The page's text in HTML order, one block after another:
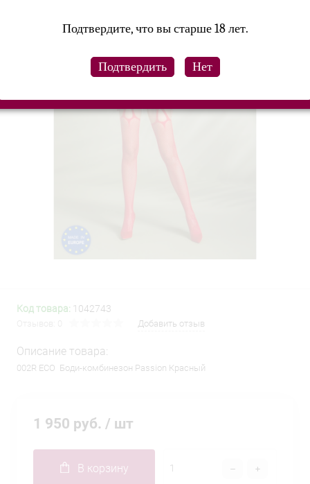
Код товара: 1042743
Добавить отзыв
Описание товара:
002R ECO Боди-комбинезон Passion Красный
1 950 руб. / шт
В корзину
Подтвердите, что вы старше 18 лет.